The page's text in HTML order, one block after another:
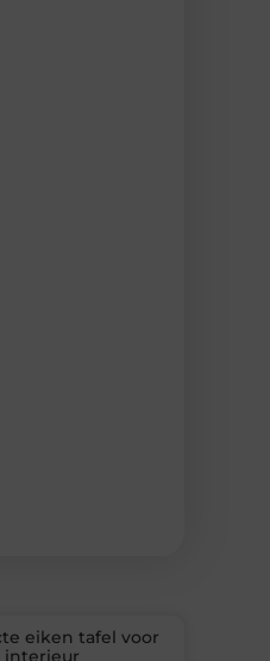
eiken tafel voor
interieur